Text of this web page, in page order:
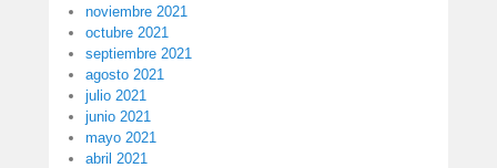
noviembre 2021
octubre 2021
septiembre 2021
agosto 2021
julio 2021
junio 2021
mayo 2021
abril 2021